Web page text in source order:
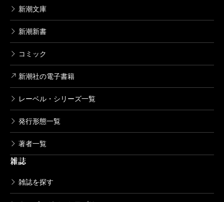
新潮文庫
新潮新書
コミック
新潮社の電子書籍
レーベル・シリーズ一覧
発行形態一覧
著者一覧
雑誌
雑誌を探す